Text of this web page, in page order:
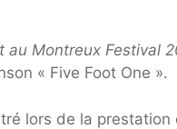
au Montreux Festival
« Five Foot One ».
lors de la